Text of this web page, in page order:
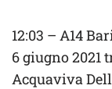
12:03 – A14
6 giugno 2021
Acquaviva